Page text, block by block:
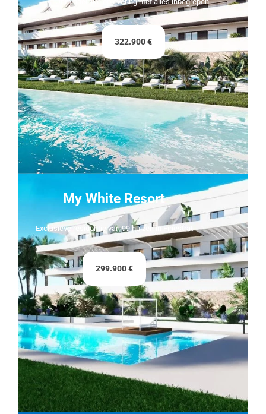
322.900 €
My White Resort
Exclusieve residentie van 99 huizen in Finestrat
299.900 €